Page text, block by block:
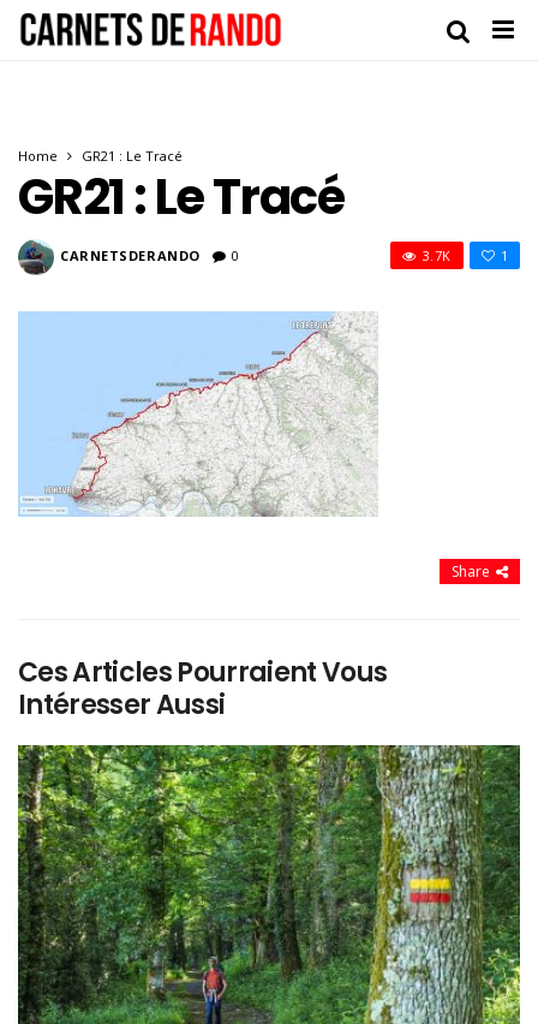
Home GR21 : Le Tracé
GR21 : Le Tracé
CARNETSDERANDO 0 1
3.7K
Share
Ces Articles Pourraient Vous
Intéresser Aussi